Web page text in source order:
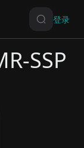
登录
SSP